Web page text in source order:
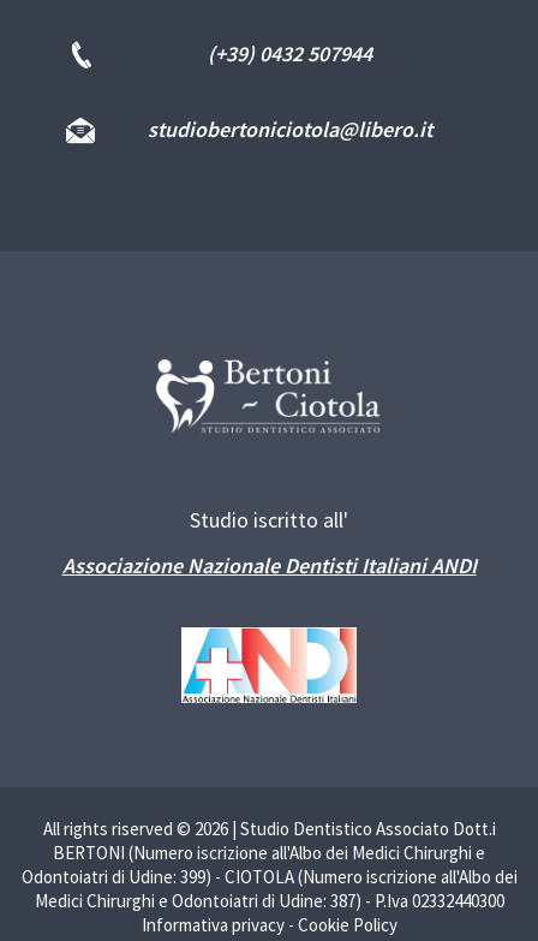
(+39) 0432 507944
studiobertoniciotola@libero.it
Studio iscritto all'
Associazione Nazionale Dentisti Italiani ANDI
All rights riserved © 2026 | Studio Dentistico Associato Dott.i
BERTONI (Numero iscrizione all'Albo dei Medici Chirurghi e
Odontoiatri di Udine: 399) - CIOTOLA (Numero iscrizione all'Albo dei
Medici Chirurghi e Odontoiatri di Udine: 387) - P.Iva 02332440300
Informativa privacy- Cookie Policy